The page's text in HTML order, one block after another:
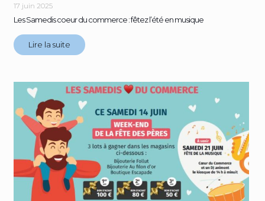
17 juin 2025
Les Samedis coeur du commerce : fêtez l’été en musique
Lire la suite